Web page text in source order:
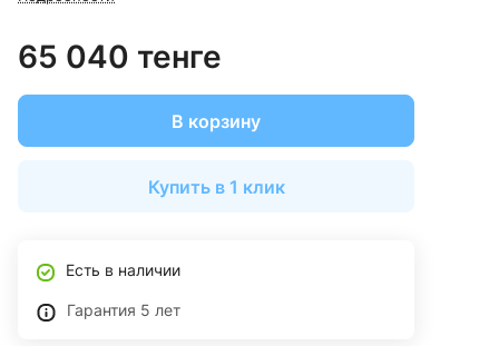
65 040 тенге
В корзину
Купить в 1 клик
Есть в наличии
Гарантия 5 лет